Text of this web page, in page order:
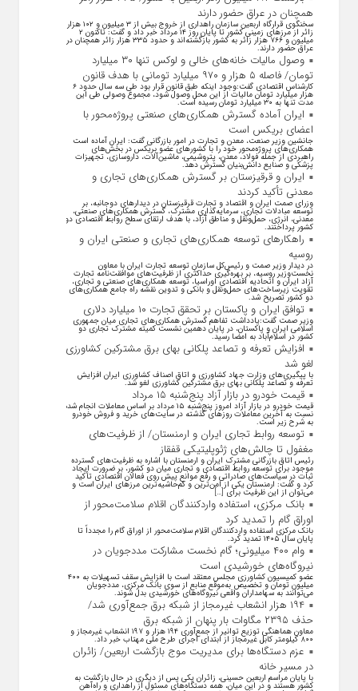
همچنان در عراق حضور دارند
سخنگوی قرارگاه اربعین سازمان راهداری از خروج بیش از ۳ میلیون و ۱۰۲ هزار
زائر از مرز‌های زمینی کشور تا پایان روز ۱۴ مرداد خبر داد و گفت: تاکنون ۲
میلیون و ۷۶۶ هزار زائر به کشور بازگشته‌اند و حدود ۳۳۵ هزار زائر همچنان در
عراق حضور دارند.
وصول مالیات خانه‌های خالی و لوکس تنها ۳۰ میلیارد
تومان/ فاصله ۵ هزار و ۹۷۰ میلیارد تومانی با هدف قانون
کارشناس اقتصادی گفت:وجود اینکه طبق قانون قرار بود طی سه سال حدود ۶
هزار میلیارد تومان مالیات از این محل وصول شود، مجموع وصولی طی این
مدت تنها به ۳۰ میلیارد تومان رسیده است.
ایران آماده گسترش همکاری‌های صنعتی پروژه‌محور با
اعضای بریکس است
جانشین وزیر صنعت، معدن و تجارت در امور بازرگانی گفت: ایران آماده است
همکاری‌های پروژه‌محور خود را با کشور‌های عضو بریکس در بخش‌های
راهبردی از جمله فولاد، معدن، پتروشیمی، ماشین‌آلات، داروسازی، تجهیزات
پزشکی و صنایع دانش‌بنیان گسترش دهد.
ایران و قرقیزستان بر گسترش همکاری‌های تجاری و
معدنی تأکید کردند
وزرای صمت ایران و اقتصاد و تجارت قرقیزستان در دیدار‌های دوجانبه، بر
توسعه مبادلات تجاری، سرمایه‌گذاری مشترک، گسترش همکاری‌های صنعتی،
معدنی، انرژی، حمل‌ونقل و مناطق آزاد، با هدف ارتقای سطح روابط اقتصادی دو
کشور پرداختند.
راهکارهای توسعه همکاری‌های تجاری و صنعتی ایران و
روسیه
در دیدار وزیر صمت و رئیس‌کل سازمان توسعه تجارت ایران با معاون
نخست‌وزیر روسیه، بر بهره‌گیری حداکثری از ظرفیت‌های موافقت‌نامه تجارت
آزاد ایران و اتحادیه اقتصادی اوراسیا، توسعه همکاری‌های صنعتی و تجاری،
تقویت زیرساخت‌های حمل‌ونقل و بانکی و تدوین نقشه راه جامع همکاری‌های
دو کشور تصریح شد.
توافق ایران و پاکستان بر تحقق تجارت ۱۰ میلیارد دلاری
وزیر صمت گفت:یادداشت تفاهم گسترش همکاری‌های تجاری میان جمهوری
اسلامی ایران و پاکستان، در پایان دهمین نشست کمیته مشترک تجاری دو
کشور در اسلام‌آباد به امضا رسید.
افزایش تعرفه و تصاعد پلکانی بهای برق مشترکین کشاورزی
لغو شد
با پیگیری‌های وزارت جهاد کشاورزی و اتاق اصناف کشاورزی ایران افزایش
تعرفه و تصاعد پلکانی بهای برق مشترکین کشاورزی لغو شد.
قیمت خودرو در بازار آزاد پنج‌شنبه ۱۵ مرداد
قیمت خودرو در بازار آزاد امروز پنج‌شنبه ۱۵ مرداد بر اساس معاملات انجام شده
نسبت به آخرین معاملات روز‌های گذشته در سایت‌های خرید و فروش خودرو
به شرح زیر است.
توسعه روابط تجاری ایران و ارمنستان/ از ظرفیت‌های
مغفول تا چالش‌های ژئوپلیتیکی قفقاز
رئیس اتاق بازرگانی مشترک ایران و ارمنستان با اشاره به ظرفیت‌های گسترده
موجود برای توسعه روابط اقتصادی و تجاری میان دو کشور، بر ضرورت ایجاد
ثبات در سیاست‌های صادراتی و رفع موانع پیش روی فعالان اقتصادی تأکید
کرد و گفت: ارمنستان یکی از امن‌ترین و کم‌حاشیه‌ترین مرز‌های ایران است و
می‌توان از این ظرفیت برای […]
بانک مرکزی، استفاده واردکنندگان اقلام سلامت‌محور از
اوراق گام را تمدید کرد
بانک مرکزی استفاده واردکنندگان اقلام سلامت‌محور از اوراق گام را مجدداً تا
پایان سال ۱۴۰۵ تمدید کرد.
وام ۴۰۰ میلیونی؛ گام نخست مشارکت مددجویان در
نیروگاه‌های خورشیدی است
عضو کمیسیون کشاورزی مجلس معتقد است با افزایش سقف تسهیلات به ۴۰۰
میلیون تومان و تخصیص به‌موقع منابع از سوی بانک مرکزی، مددجویان
می‌توانند به سهامداران واقعی نیروگاه‌های خورشیدی بدل شوند.
۱۹۴ هزار انشعاب غیرمجاز از شبکه برق جمع‌آوری شد/
حذف ۲۳۹۵ مگاوات بار پنهان از شبکه برق
معاون هماهنگی توزیع توانیر از جمع‌آوری ۱۹۴ هزار و ۱۹۷ انشعاب غیرمجاز و
۸۰۰ کیلومتر کابل غیرمجاز از ابتدای اجرای طرح ملی مهتاب خبر داد.
عزم دستگاه‌ها برای مدیریت موج بازگشت اربعین/ زائران
در مسیر خانه
با پایان مراسم اربعین حسینی، زائران یکی پس از دیگری در حال بازگشت به
کشور هستند و در این میان، همه دستگاه‌های مسئول از راهداری و راه‌آهن